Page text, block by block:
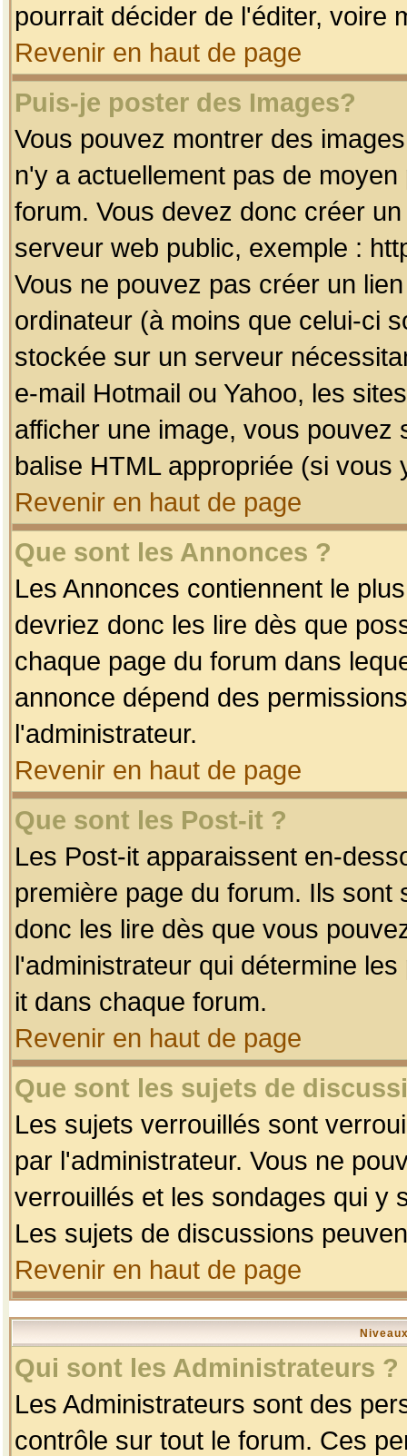
pourrait décider de l'éditer, voire
Revenir en haut de page
Puis-je poster des Images?
Vous pouvez montrer des
n'y a actuellement pas de
forum. Vous devez donc créer
serveur web public, exemple :
Vous ne pouvez pas créer un
ordinateur (à moins que celui-ci
stockée sur un serveur
e-mail Hotmail ou Yahoo, les
afficher une image, vous pouvez
balise HTML appropriée (si vous
Revenir en haut de page
Que sont les Annonces ?
Les Annonces contiennent le
devriez donc les lire dès que
chaque page du forum dans
annonce dépend des
l'administrateur.
Revenir en haut de page
Que sont les Post-it ?
Les Post-it apparaissent en-
première page du forum. Ils
donc les lire dès que vous
l'administrateur qui détermine
it dans chaque forum.
Revenir en haut de page
Que sont les sujets de
Les sujets verrouillés sont
par l'administrateur. Vous ne
verrouillés et les sondages qui y
Les sujets de discussions
Revenir en haut de page
Qui sont les Administrateurs ?
Les Administrateurs sont des
contrôle sur tout le forum. Ces